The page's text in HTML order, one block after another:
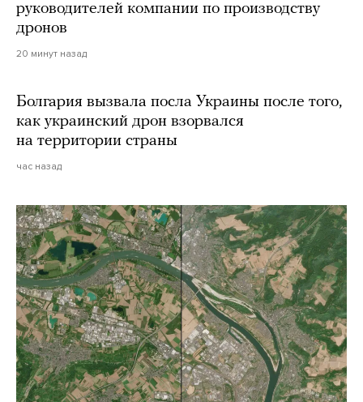
руководителей компании по производству
дронов
20 минут назад
Болгария вызвала посла Украины после того,
как украинский дрон взорвался
на территории страны
час назад